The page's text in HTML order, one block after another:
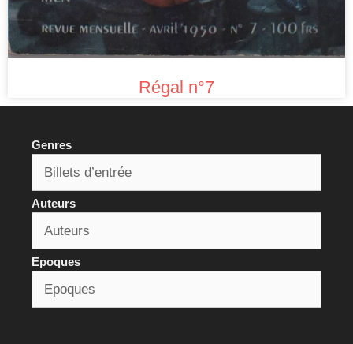
Régal n°7
Genres
Auteurs
Epoques